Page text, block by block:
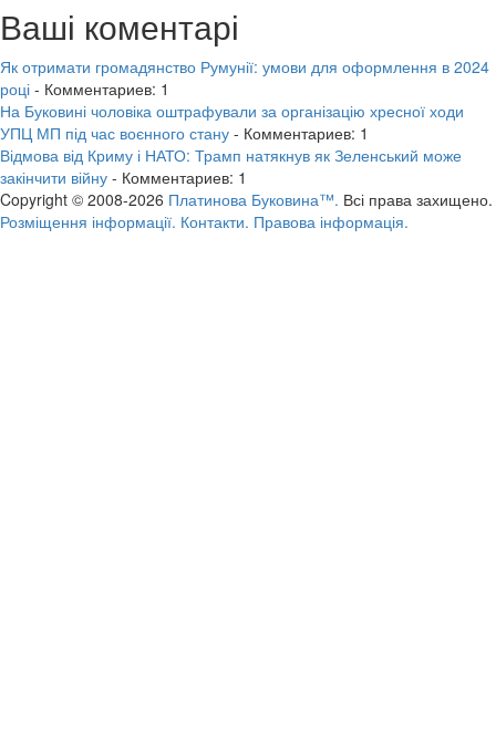
Ваші коментарі
Як отримати громадянство Румунії: умови для оформлення в 2024
році - Комментариев: 1
На Буковині чоловіка оштрафували за організацію хресної ходи
УПЦ МП під час воєнного стану - Комментариев: 1
Відмова від Криму і НАТО: Трамп натякнув як Зеленський може
закінчити війну - Комментариев: 1
Copyright © 2008-2026 Платинова Буковина™. Всі права захищено.
Розміщення інформації. Контакти. Правова інформація.